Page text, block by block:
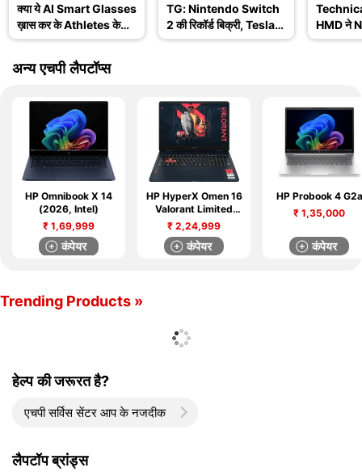
क्या ये AI Smart Glasses
ख़ास कर के Athletes के
लिए हैं? जानिए इसके
Features
TG: Nintendo Switch
2 की रिकॉर्ड बिक्री, Tesla
Robotaxi और WWDC
HMD ने
खत्म
अन्य एचपी लैपटॉप्स
HP Omnibook X 14
(2026, Intel)
₹ 1,69,999
कंपेयर
HP HyperX Omen 16
Valorant Limited
Edition
₹ 2,24,999
कंपेयर
HP Probook 4 G2a
₹ 1,35,000
कंपेयर
Trending Products »
हेल्प की जरूरत है?
एचपी सर्विस सेंटर आप के नजदीक
लैपटॉप ब्रांड्स